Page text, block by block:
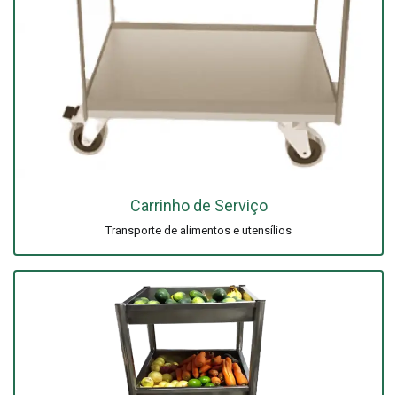
Carrinho de Serviço
Transporte de alimentos e utensílios